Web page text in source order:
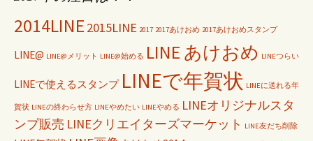
2014LINE 2015LINE 2017 2017あけおめ 2017あけおめスタンプ
LINE@ LINE@メリット LINE@始める LINE あけおめ LINEつらい
LINEで使えるスタンプ LINEで年賀状 LINEに送れる年
賀状 LINEの終わらせ方 LINEやめたい LINEやめる LINEオリジナルスタ
ンプ販売 LINEクリエイターズマーケット LINE友だち削除